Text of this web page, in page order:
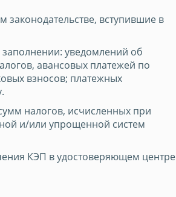
законодательстве, вступившие в
уведомлений об
авансовых платежей по
взносов; платежных
налогов, исчисленных при
и/или упрощенной систем
КЭП в удостоверяющем центре